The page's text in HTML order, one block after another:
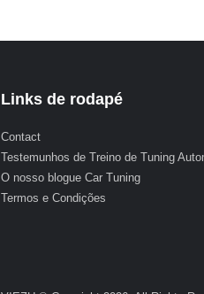
Links de rodapé
Contact
Testemunhos de Treino de Tuning
O nosso blogue Car Tuning
Termos e Condições